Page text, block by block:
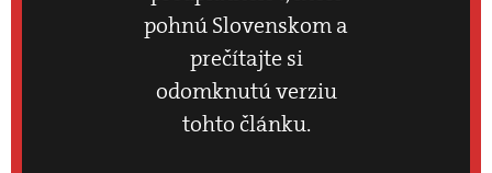
pohnú Slovenskom a
prečítajte si
odomknutú verziu
tohto článku.